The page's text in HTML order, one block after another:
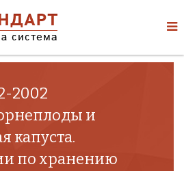
2002
и
капуста.
по хранению